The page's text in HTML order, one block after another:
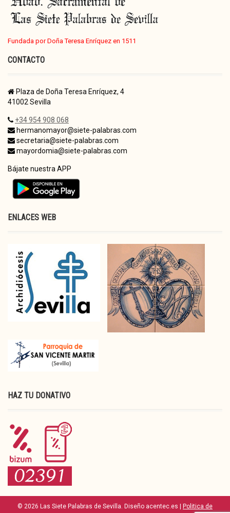
Fundada por Doña Teresa Enríquez en 1511
CONTACTO
Plaza de Doña Teresa Enríquez, 4
41002 Sevilla
+34 954 908 068
hermanomayor@siete-palabras.com
secretaria@siete-palabras.com
mayordomia@siete-palabras.com
Bájate nuestra APP
ENLACES WEB
HAZ TU DONATIVO
© 2026 Las Siete Palabras de Sevilla. Diseño acentec.es | Politica de